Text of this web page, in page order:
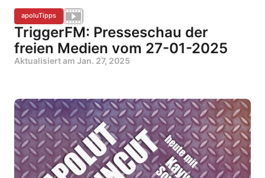
apoluTipps
TriggerFM: Presseschau der
freien Medien vom 27-01-2025
Aktualisiert am Jan. 27, 2025